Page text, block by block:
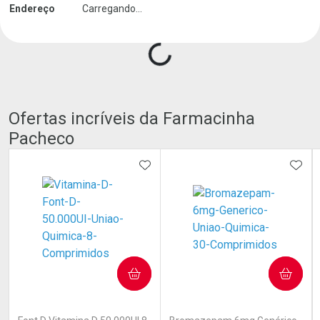
Endereço Carregando...
Carregando produtos do seller...
Ofertas incríveis da Farmacinha
Pacheco
ADICIONAR AOS FAVORITOS
COMPRAR COMPRAR